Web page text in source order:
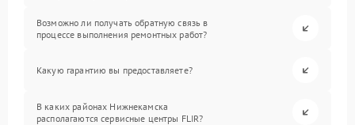
Возможно ли получать обратную связь в
процессе выполнения ремонтных работ?
Какую гарантию вы предоставляете?
В каких районах Нижнекамска
располагаются сервисные центры FLIR?